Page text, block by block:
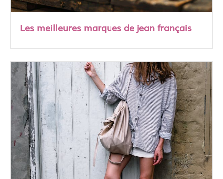
Les meilleures marques de jean français